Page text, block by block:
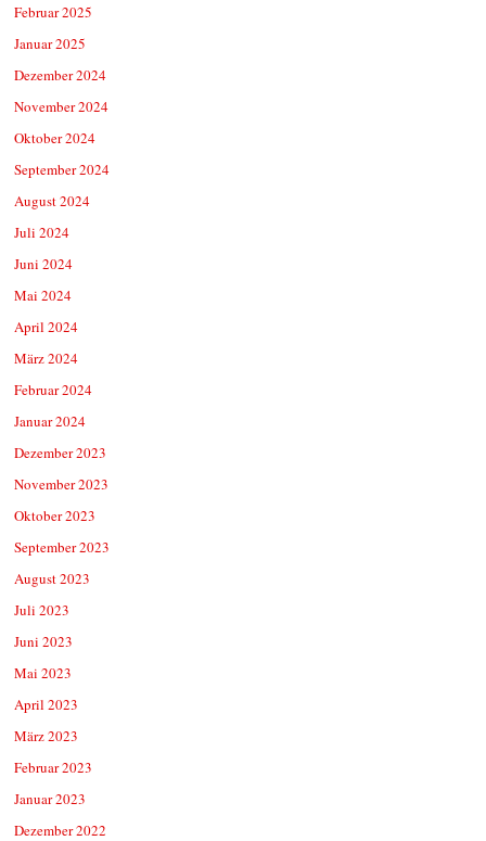
Februar 2025
Januar 2025
Dezember 2024
November 2024
Oktober 2024
September 2024
August 2024
Juli 2024
Juni 2024
Mai 2024
April 2024
März 2024
Februar 2024
Januar 2024
Dezember 2023
November 2023
Oktober 2023
September 2023
August 2023
Juli 2023
Juni 2023
Mai 2023
April 2023
März 2023
Februar 2023
Januar 2023
Dezember 2022